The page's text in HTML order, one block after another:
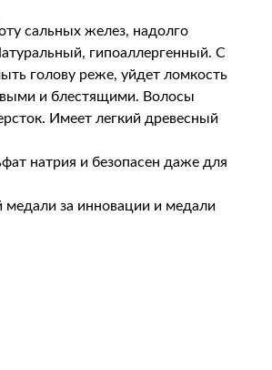
сальных желез, надолго
гипоаллергенный. С
голову реже, уйдет ломкость
и блестящими. Волосы
Имеет легкий древесный
натрия и безопасен даже для
за инновации и медали